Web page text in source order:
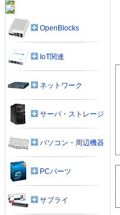
OpenBlocks
IoT関連
ネットワーク
サーバ・ストレージ
パソコン・周辺機器
PCパーツ
サプライ